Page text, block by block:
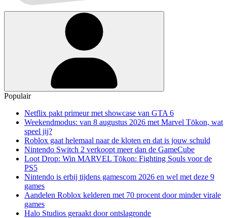
Populair
Netflix pakt primeur met showcase van GTA 6
Weekendmodus: van 8 augustus 2026 met Marvel Tōkon, wat
speel jij?
Roblox gaat helemaal naar de kloten en dat is jouw schuld
Nintendo Switch 2 verkoopt meer dan de GameCube
Loot Drop: Win MARVEL Tōkon: Fighting Souls voor de
PS5
Nintendo is erbij tijdens gamescom 2026 en wel met deze 9
games
Aandelen Roblox kelderen met 70 procent door minder virale
games
Halo Studios geraakt door ontslagronde